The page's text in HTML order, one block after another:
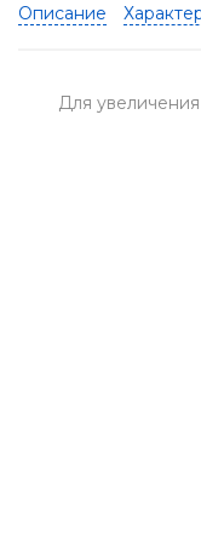
Описание
Для